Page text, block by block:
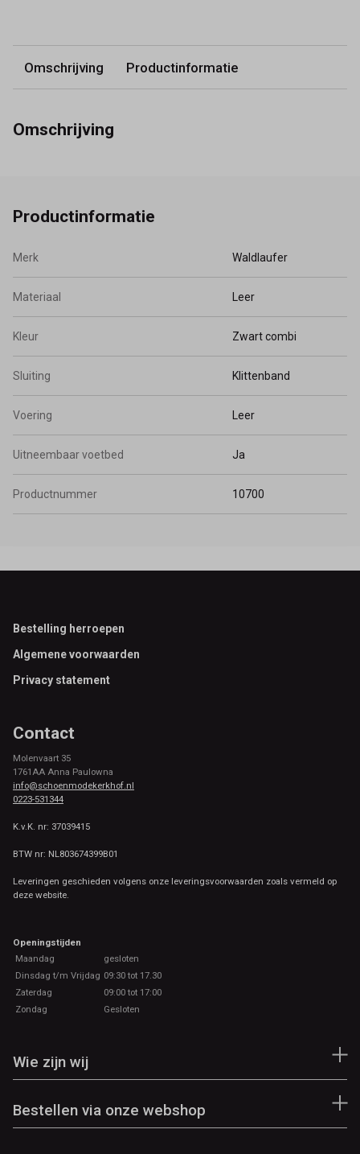
Omschrijving Productinformatie
Omschrijving
Productinformatie
Merk Waldlaufer
Materiaal Leer
Kleur Zwart combi
Sluiting Klittenband
Voering Leer
Uitneembaar voetbed Ja
Productnummer 10700
Footer
Bestelling herroepen
Algemene voorwaarden
Privacy statement
Contact
Molenvaart 35
1761AA Anna Paulowna
info@schoenmodekerkhof.nl
0223-531344
K.v.K. nr: 37039415
BTW nr: NL803674399B01
Leveringen geschieden volgens onze leveringsvoorwaarden zoals vermeld op
deze website.
Openingstijden
Maandag
gesloten
Dinsdag t/m Vrijdag 09:30 tot 17.30
Zaterdag
09:00 tot 17:00
Zondag
Gesloten
Wie zijn wij
Bestellen via onze webshop